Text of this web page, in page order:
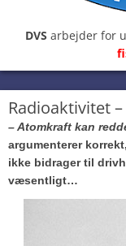
DVS arbejder for
Radioaktivitet
– Atomkraft kan
argumenterer
ikke bidrager til
væsentligt…